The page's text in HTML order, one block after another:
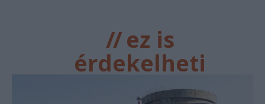
//ez is
érdekelheti